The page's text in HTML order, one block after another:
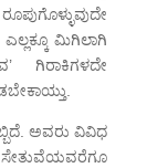
ಮಿಗಿಲಾಗಿ
ಗಿರಾಕಿಗಳದೇ
ಅವರು ವಿವಿಧ